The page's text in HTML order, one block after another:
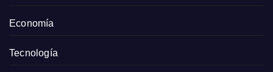
Economía
Tecnología